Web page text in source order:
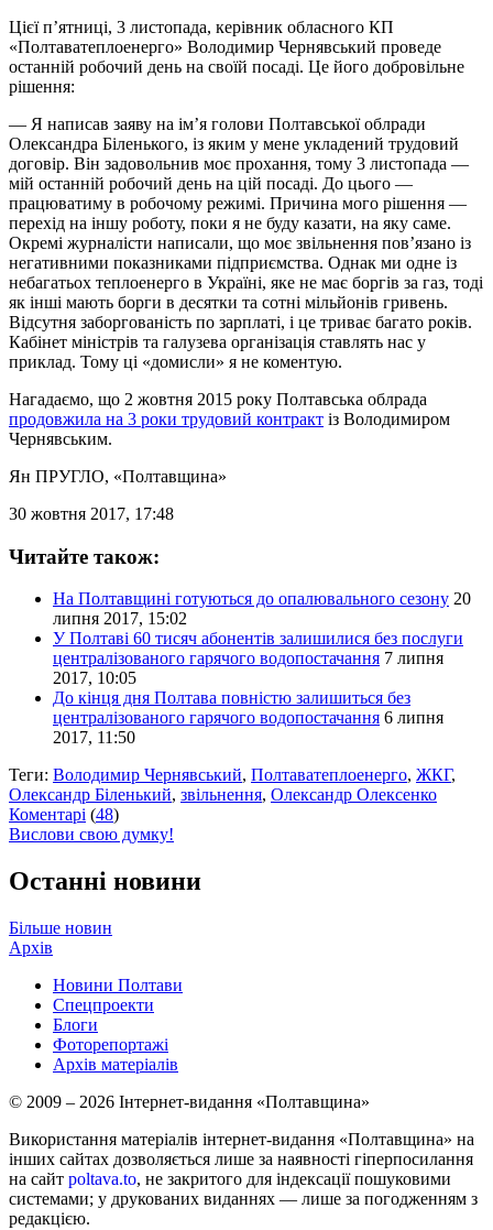
Цієї п’ятниці, 3 листопада, керівник обласного КП
«Полтаватеплоенерго» Володимир Чернявський проведе
останній робочий день на своїй посаді. Це його добровільне
рішення:
— Я написав заяву на ім’я голови Полтавської облради
Олександра Біленького, із яким у мене укладений трудовий
договір. Він задовольнив моє прохання, тому 3 листопада —
мій останній робочий день на цій посаді. До цього —
працюватиму в робочому режимі. Причина мого рішення —
перехід на іншу роботу, поки я не буду казати, на яку саме.
Окремі журналісти написали, що моє звільнення пов’язано із
негативними показниками підприємства. Однак ми одне із
небагатьох теплоенерго в Україні, яке не має боргів за газ, тоді
як інші мають борги в десятки та сотні мільйонів гривень.
Відсутня заборгованість по зарплаті, і це триває багато років.
Кабінет міністрів та галузева організація ставлять нас у
приклад. Тому ці «домисли» я не коментую.
Нагадаємо, що 2 жовтня 2015 року Полтавська облрада
продовжила на 3 роки трудовий контракт із Володимиром
Чернявським.
Ян ПРУГЛО, «Полтавщина»
30 жовтня 2017, 17:48
Читайте також:
На Полтавщині готуються до опалювального сезону 20
липня 2017, 15:02
У Полтаві 60 тисяч абонентів залишилися без послуги
централізованого гарячого водопостачання 7 липня
2017, 10:05
До кінця дня Полтава повністю залишиться без
централізованого гарячого водопостачання 6 липня
2017, 11:50
Теги: Володимир Чернявський, Полтаватеплоенерго, ЖКГ,
Олександр Біленький, звільнення, Олександр Олексенко
Коментарі (48)
Вислови свою думку!
Останні новини
Більше новин
Архів
Новини Полтави
Спецпроекти
Блоги
Фоторепортажі
Архів матеріалів
© 2009 – 2026 Інтернет-видання «Полтавщина»
Використання матеріалів інтернет-видання «Полтавщина» на
інших сайтах дозволяється лише за наявності гіперпосилання
на сайт poltava.to, не закритого для індексації пошуковими
системами; у друкованих виданнях — лише за погодженням з
редакцією.